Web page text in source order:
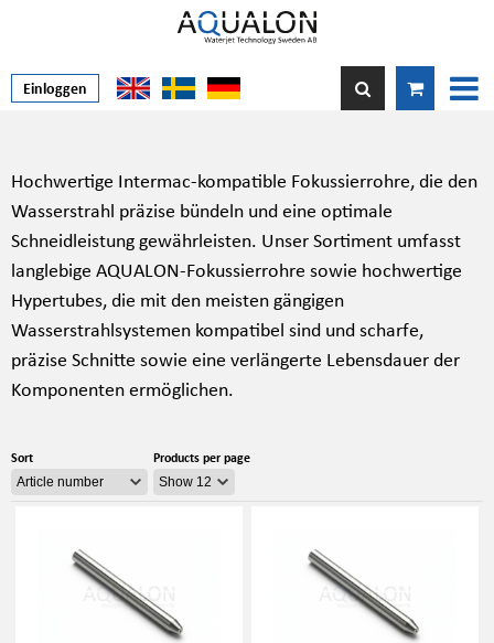
Einloggen
Hochwertige Intermac-kompatible Fokussierrohre, die den
Wasserstrahl präzise bündeln und eine optimale
Schneidleistung gewährleisten. Unser Sortiment umfasst
langlebige AQUALON-Fokussierrohre sowie hochwertige
Hypertubes, die mit den meisten gängigen
Wasserstrahlsystemen kompatibel sind und scharfe,
präzise Schnitte sowie eine verlängerte Lebensdauer der
Komponenten ermöglichen.
Sort Products per page